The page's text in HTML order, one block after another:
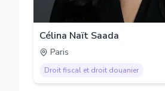
Célina Naït Saada
Paris
Droit fiscal et droit douanier